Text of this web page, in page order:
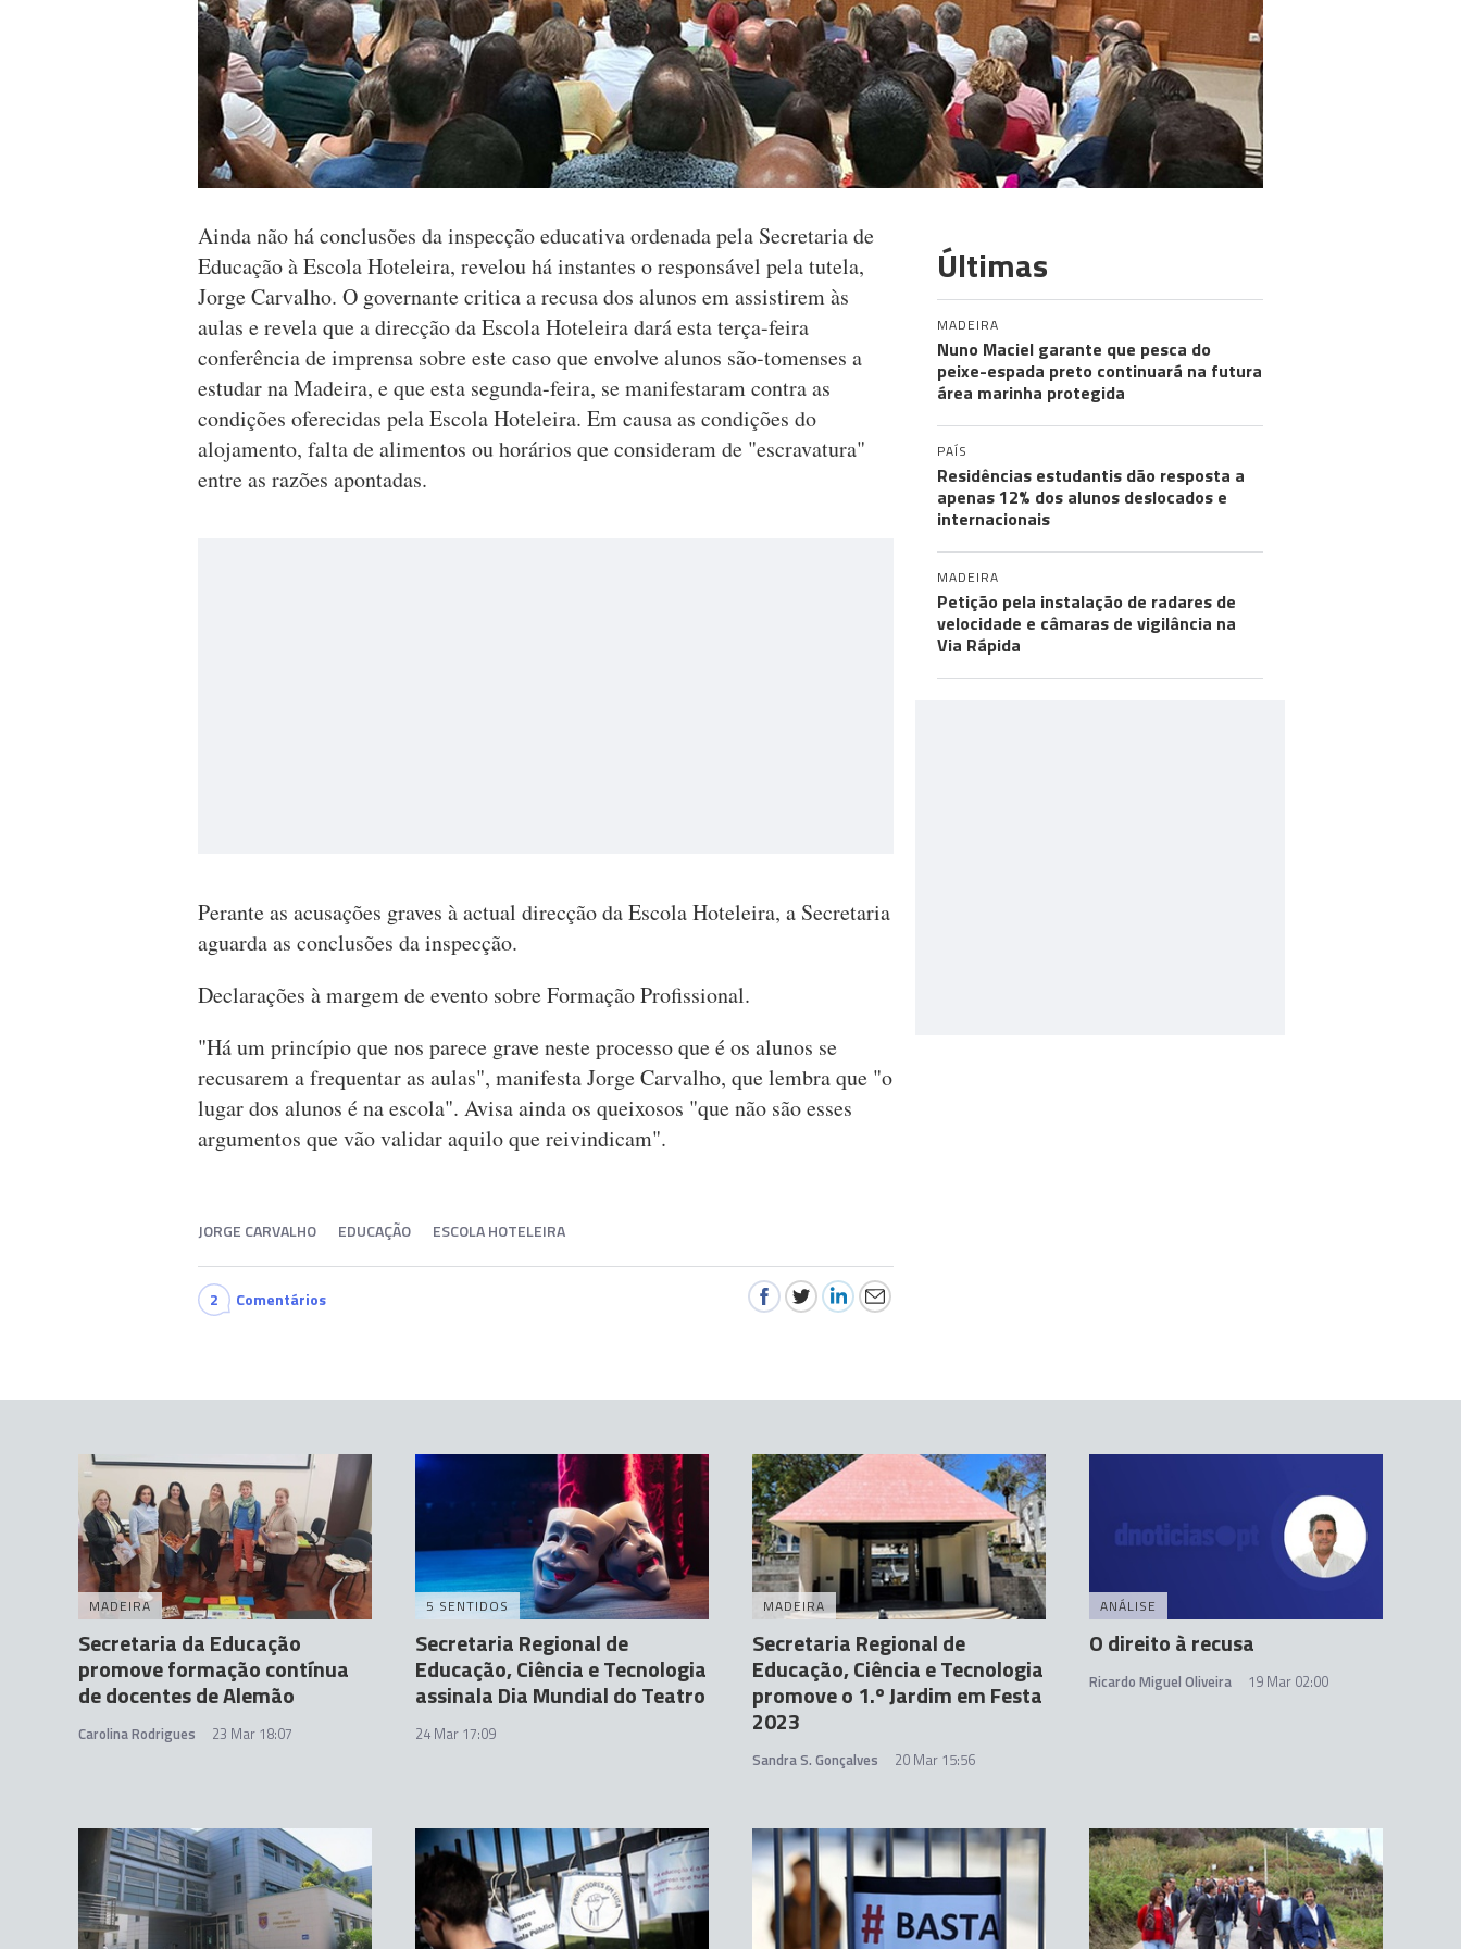
Ainda não há conclusões da inspecção educativa ordenada pela Secretaria de
Educação à Escola Hoteleira, revelou há instantes o responsável pela tutela,
Jorge Carvalho. O governante critica a recusa dos alunos em assistirem às
aulas e revela que a direcção da Escola Hoteleira dará esta terça-feira
conferência de imprensa sobre este caso que envolve alunos são-tomenses a
estudar na Madeira, e que esta segunda-feira, se manifestaram contra as
condições oferecidas pela Escola Hoteleira. Em causa as condições do
alojamento, falta de alimentos ou horários que consideram de "escravatura"
entre as razões apontadas.
Perante as acusações graves à actual direcção da Escola Hoteleira, a Secretaria
aguarda as conclusões da inspecção.
Declarações à margem de evento sobre Formação Profissional.
"Há um princípio que nos parece grave neste processo que é os alunos se
recusarem a frequentar as aulas", manifesta Jorge Carvalho, que lembra que "o
lugar dos alunos é na escola". Avisa ainda os queixosos "que não são esses
argumentos que vão validar aquilo que reivindicam".
JORGE CARVALHO EDUCAÇÃO ESCOLA HOTELEIRA
2 Comentários
Últimas
MADEIRA
Nuno Maciel garante que pesca do
peixe-espada preto continuará na futura
área marinha protegida
PAÍS
Residências estudantis dão resposta a
apenas 12% dos alunos deslocados e
internacionais
MADEIRA
Petição pela instalação de radares de
velocidade e câmaras de vigilância na
Via Rápida
MADEIRA
Secretaria da Educação
promove formação contínua
de docentes de Alemão
Carolina Rodrigues 23 Mar 18:07
5 SENTIDOS
Secretaria Regional de
Educação, Ciência e Tecnologia
assinala Dia Mundial do Teatro
24 Mar 17:09
MADEIRA
Secretaria Regional de
Educação, Ciência e Tecnologia
promove o 1.º Jardim em Festa
2023
Sandra S. Gonçalves 20 Mar 15:56
ANÁLISE
O direito à recusa
Ricardo Miguel Oliveira 19 Mar 02:00